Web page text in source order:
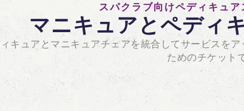
スパクラブ向けペディキュ
マニキュアとペディ
キュアとマニキュアチェアを統合してサービスを
ためのチケット